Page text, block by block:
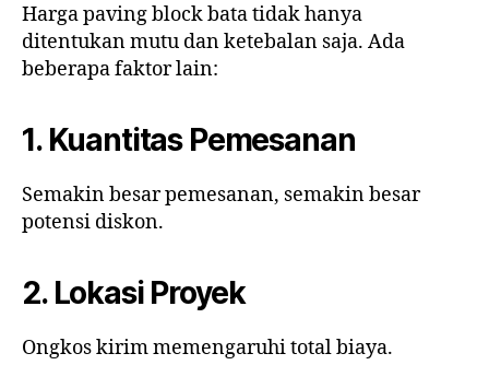
Harga paving block bata tidak hanya
ditentukan mutu dan ketebalan saja. Ada
beberapa faktor lain:
1. Kuantitas Pemesanan
Semakin besar pemesanan, semakin besar
potensi diskon.
2. Lokasi Proyek
Ongkos kirim memengaruhi total biaya.